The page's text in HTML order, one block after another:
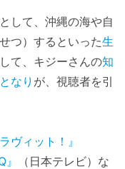
して、沖縄の海や自
つ）するといった生
して、キジーさんの知
なり が、視聴者を引
ラヴィット！』
（日本テレビ）な